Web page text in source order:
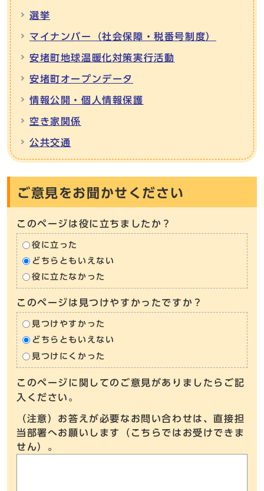
選挙
マイナンバー（社会保障・税番号制度）
安堵町地球温暖化対策実行活動
安堵町オープンデータ
情報公開・個人情報保護
空き家関係
公共交通
ご意見をお聞かせください
このページは役に立ちましたか？
役に立った
どちらともいえない
役に立たなかった
このページは見つけやすかったですか？
見つけやすかった
どちらともいえない
見つけにくかった
このページに関してのご意見がありましたらご記
入ください。
（注意）お答えが必要なお問い合わせは、直接担
当部署へお願いします（こちらではお受けできま
せん）。